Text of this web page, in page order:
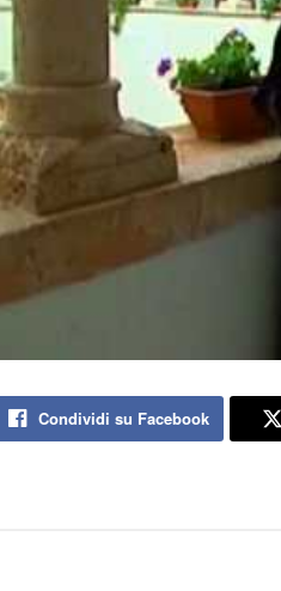
Condividi su Facebook